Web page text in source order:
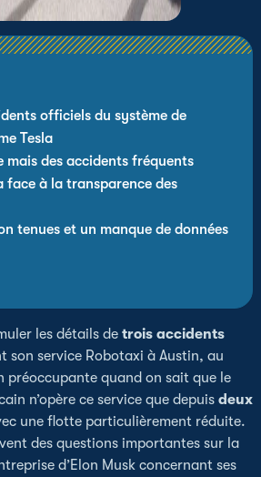
officiels du système de
Tesla
mais des accidents fréquents
face à la transparence des
tenues et un manque de données
les détails de trois accidents
son service Robotaxi à Austin, au
préoccupante quand on sait que le
n’opère ce service que depuis deux
une flotte particulièrement réduite.
des questions importantes sur la
d’Elon Musk concernant ses